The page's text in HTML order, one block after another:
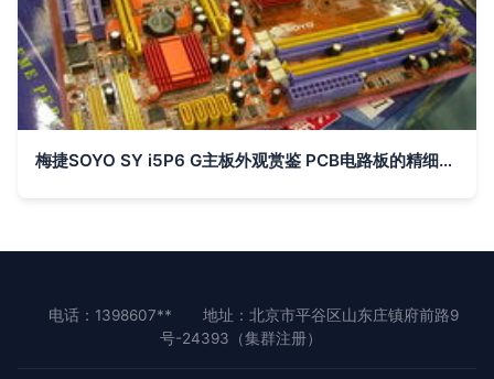
梅捷SOYO SY i5P6 G主板外观赏鉴 PCB电路板的精细构造与细节解析
电话：1398607**
地址：北京市平谷区山东庄镇府前路9
号-24393（集群注册）